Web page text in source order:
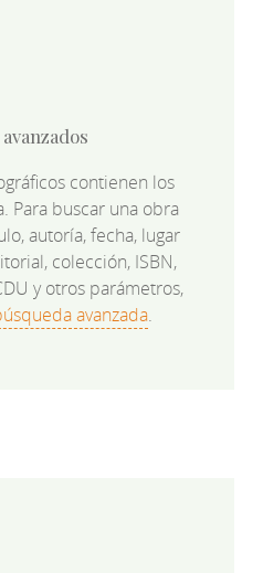
contienen los
Para buscar una obra
autoría, fecha, lugar
colección, ISBN,
y otros parámetros,
avanzada.